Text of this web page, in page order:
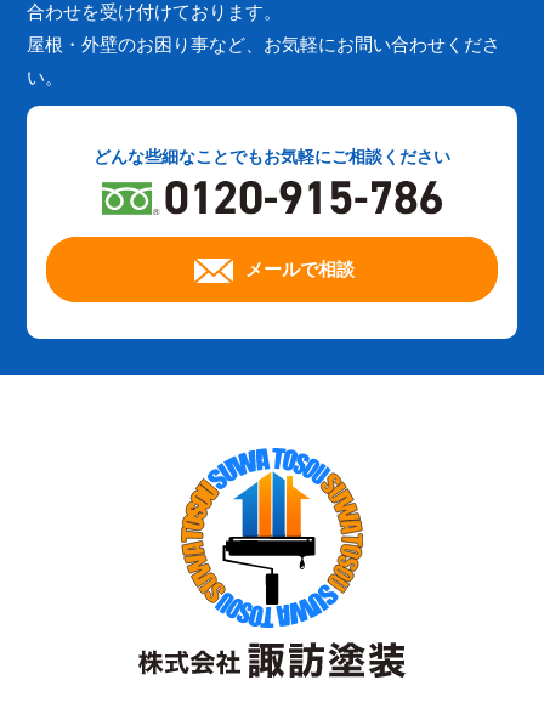
合わせを受け付けております。
屋根・外壁のお困り事など、お気軽にお問い合わせくださ
い。
どんな些細なことでもお気軽にご相談ください
メールで相談